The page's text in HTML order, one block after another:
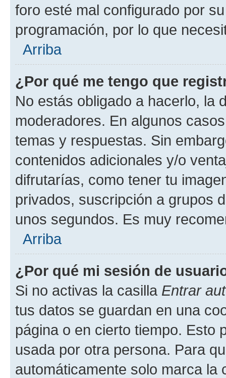
foro esté mal configurado por
programación, por lo que
Arriba
¿Por qué me tengo que
No estás obligado a hacerlo, la
moderadores. En algunos
temas y respuestas. Sin
contenidos adicionales y/o
difrutarías, como tener tu
privados, suscripción a grupos
unos segundos. Es muy
Arriba
¿Por qué mi sesión de
Si no activas la casilla Entrar
tus datos se guardan en una
página o en cierto tiempo. Esto
usada por otra persona. Para
automáticamente solo marca la